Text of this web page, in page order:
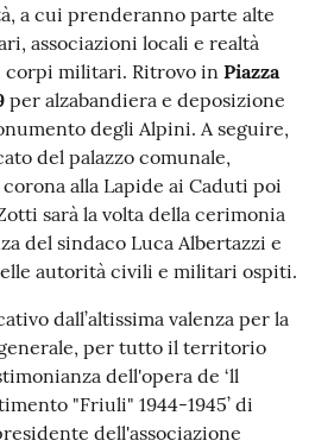
a cui prenderanno parte alte
associazioni locali e realtà
corpi militari. Ritrovo inPiazza
per alzabandiera e deposizione
degli Alpini. A seguire,
del palazzo comunale,
alla Lapide ai Caduti poi
sarà la volta della cerimonia
del sindaco Luca Albertazzi e
autorità civili e militari ospiti.
dall’altissima valenza per la
per tutto il territorio
dell'opera de ‘ll
"Friuli" 1944-1945’ di
dell'associazione